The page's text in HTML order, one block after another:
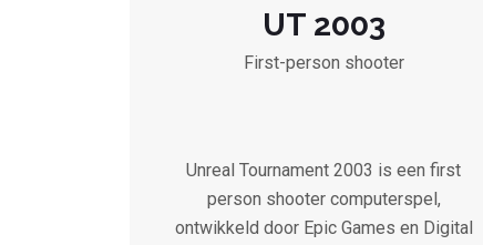
UT 2003
First-person shooter
Unreal Tournament 2003 is een first
person shooter computerspel,
ontwikkeld door Epic Games en Digital